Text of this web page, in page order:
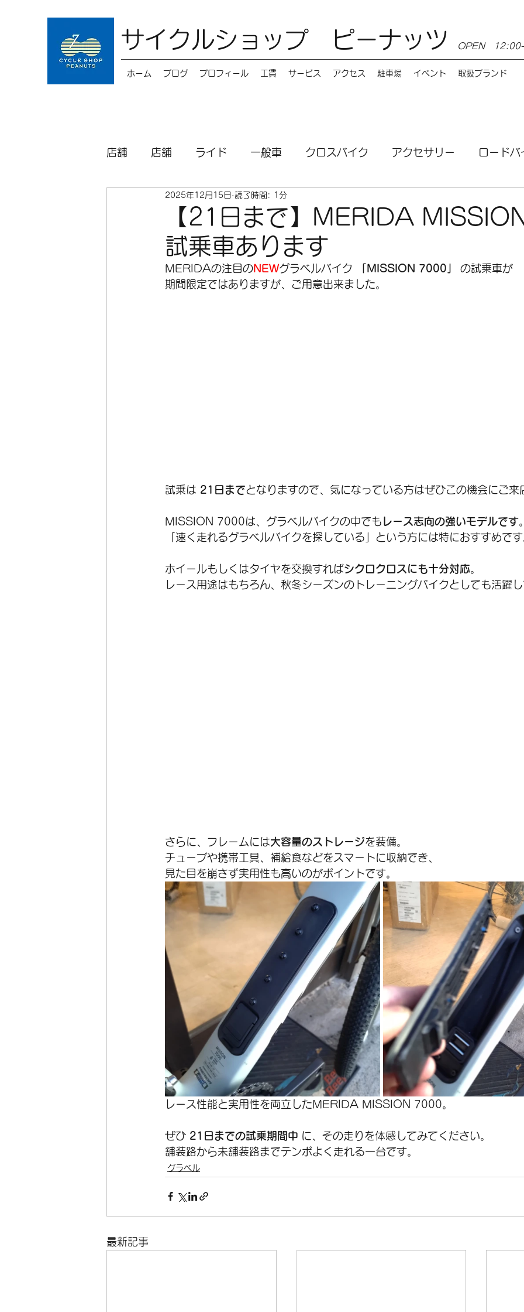
サイクルショップ ピーナッツ OPEN 12:00-
ホーム ブログ プロフィール 工賃 サービス アクセス 駐車場 イベント 取扱ブランド
店舗 店舗 ライド 一般車 クロスバイク アクセサリー ロードバ
キッズバイク メンテナンス
シクロクロス お店情報
オーダーフレーム 在庫 SALE シティバイク
【21日まで】MERIDA
試乗車あります
2025年12月15日 読了時間: 1分
MERIDAの注目のNEWグラベルバイク 「MISSION 7000」
の試乗車が
期間限定ではありますが、ご用意出来ました。
試乗は 21日までとなりますので、気になっている方はぜひこの機会にご来
MISSION 7000は、グラベルバイクの中でも レース志向の強いモデルです。
「速く走れるグラベルバイクを探している」という方には特におすすめです
ホイールもしくはタイヤを交換すればシクロクロスにも十分対応。
レース用途はもちろん、秋冬シーズンのトレーニングバイクとしても活躍し
さらに、フレームには大容量のストレージを装備。
チューブや携帯工具、補給食などをスマートに収納でき、
見た目を崩さず実用性も高いのがポイントです。
レース性能と実用性を両立したMERIDA MISSION 7000。
ぜひ 21日までの試乗期間中 に、その走りを体感してみてください。
舗装路から未舗装路までテンポよく走れる一台です。
グラベル
最新記事